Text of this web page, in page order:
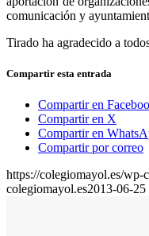
comunicación y
Tirado ha agradecido a
Compartir esta entrada
Compartir en
Compartir en X
Compartir en
Compartir por correo
https://colegiomayol.es/wp-
colegiomayol.es2013-06-